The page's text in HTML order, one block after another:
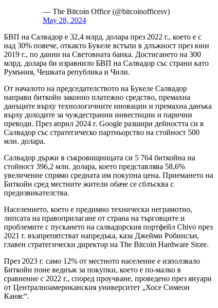
— The Bitcoin Office (@bitcoinofficesv)
May 28, 2024
БВП на Салвадор е 32,4 млрд. долара през 2022 г., което е с
над 30% повече, откакто Букеле встъпи в длъжност през юни
2019 г., по данни на Световната банка. Достигането на 300
млрд. долара би изравнило БВП на Салвадор със страни като
Румъния, Чешката република и Чили.
От началото на председателството на Букеле Салвадор
направи биткойн законно платежно средство, премахна
данъците върху технологичните иновации и премахна данъка
върху доходите за чуждестранни инвестиции и парични
преводи. През април 2024 г. Google разшири дейността си в
Салвадор със стратегическо партньорство на стойност 500
млн. долара.
Салвадор държи в съкровищницата си 5 764 биткойна на
стойност 396,2 млн. долара, което представлява 58,6%
увеличение спрямо средната им покупна цена. Приемането на
Биткойн сред местните жители обаче се сблъсква с
предизвикателства.
Населението, което е предимно технически неграмотно,
липсата на правоприлагане от страна на търговците и
проблемите с пускането на салвадорския портфейл Chivo през
2021 г. възпрепятстват напредъка, каза Джейми Робинсън,
главен стратегически директор на The Bitcoin Hardware Store.
През 2023 г. само 12% от местното население е използвало
Биткойн поне веднъж за покупки, което е по-малко в
сравнение с 2022 г., според проучване, проведено през януари
от Централноамериканския университет „Хосе Симеон
Каняс“.